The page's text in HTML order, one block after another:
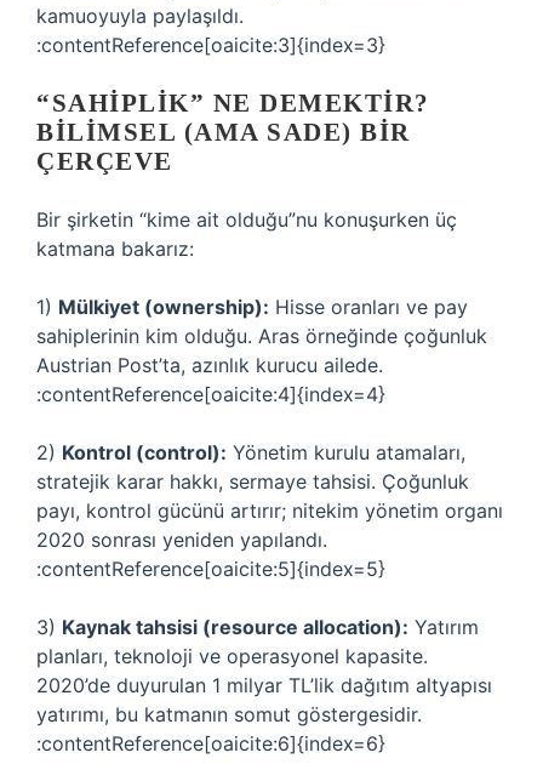
kamuoyuyla paylaşıldı.
:contentReference[oaicite:3]{index=3}
“SAHIPLIK” NE DEMEKTIR?
BILIMSEL (AMA SADE) BIR
ÇERÇEVE
Bir şirketin “kime ait olduğu”nu konuşurken üç
katmana bakarız:
1) Mülkiyet (ownership): Hisse oranları ve pay
sahiplerinin kim olduğu. Aras örneğinde çoğunluk
Austrian Post’ta, azınlık kurucu ailede.
:contentReference[oaicite:4]{index=4}
2) Kontrol (control): Yönetim kurulu atamaları,
stratejik karar hakkı, sermaye tahsisi. Çoğunluk
payı, kontrol gücünü artırır; nitekim yönetim organı
2020 sonrası yeniden yapılandı.
:contentReference[oaicite:5]{index=5}
3) Kaynak tahsisi (resource allocation): Yatırım
planları, teknoloji ve operasyonel kapasite.
2020’de duyurulan 1 milyar TL’lik dağıtım altyapısı
yatırımı, bu katmanın somut göstergesidir.
:contentReference[oaicite:6]{index=6}